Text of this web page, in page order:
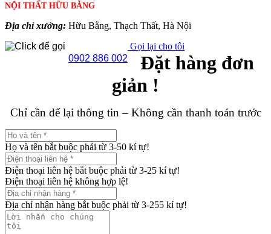
NỘI THẤT HỮU BẰNG
Địa chỉ xưởng: Hữu Bằng, Thạch Thất, Hà Nội
0902 886 002
Gọi lại cho tôi
Đặt hàng đơn
giản !
Chỉ cần để lại thông tin – Không cần thanh toán trước
Họ và tên bắt buộc phải từ 3-50 kí tự!
Điện thoại liên hệ bắt buộc phải từ 3-25 kí tự!
Điện thoại liên hệ không hợp lệ!
Địa chỉ nhận hàng bắt buộc phải từ 3-255 kí tự!